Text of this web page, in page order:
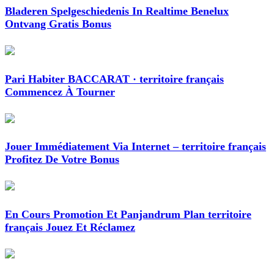
Bladeren Spelgeschiedenis In Realtime Benelux
Ontvang Gratis Bonus
Pari Habiter BACCARAT · territoire français
Commencez À Tourner
Jouer Immédiatement Via Internet – territoire français
Profitez De Votre Bonus
En Cours Promotion Et Panjandrum Plan territoire
français Jouez Et Réclamez